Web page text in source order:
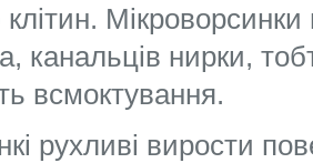
Мікроворсинки
канальців нирки,
всмоктування.
рухливі вирости